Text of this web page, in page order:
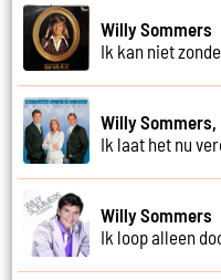
Willy Sommers
Ik kan niet
Willy Sommers,
Ik laat het nu
Willy Sommers
Ik loop alleen